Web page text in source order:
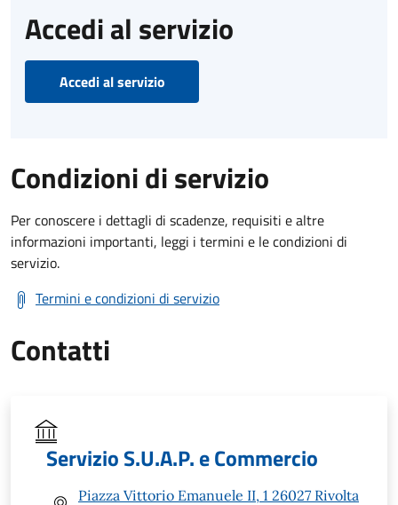
Accedi al servizio
Accedi al servizio
Condizioni di servizio
Per conoscere i dettagli di scadenze, requisiti e altre
informazioni importanti, leggi i termini e le condizioni di
servizio.
Termini e condizioni di servizio
Contatti
Servizio S.U.A.P. e Commercio
Piazza Vittorio Emanuele II, 1 26027 Rivolta